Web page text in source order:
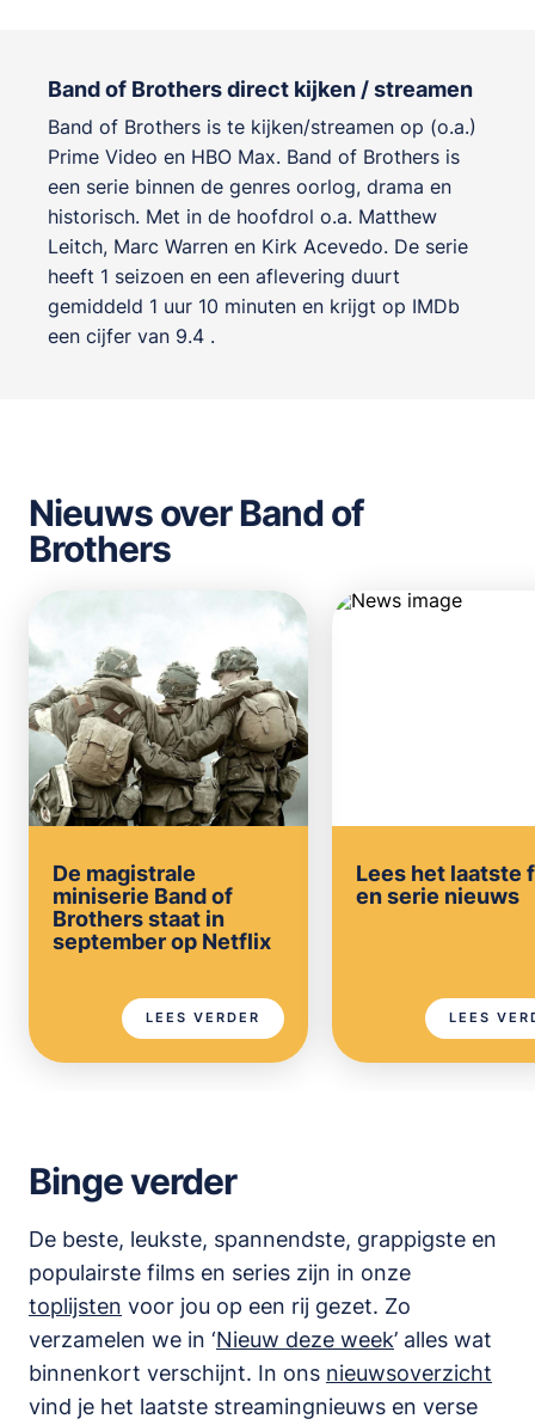
Band of Brothers direct kijken / streamen
Band of Brothers is te kijken/streamen op (o.a.)
Prime Video en HBO Max. Band of Brothers is
een serie binnen de genres oorlog, drama en
historisch. Met in de hoofdrol o.a. Matthew
Leitch, Marc Warren en Kirk Acevedo. De serie
heeft 1 seizoen en een aflevering duurt
gemiddeld 1 uur 10 minuten en krijgt op IMDb
een cijfer van 9.4 .
Nieuws over Band of
Brothers
De magistrale
miniserie Band of
Brothers staat in
september op Netflix
LEES VERDER
Lees het laatste
en serie nieuws
LEES
Binge verder
De beste, leukste, spannendste, grappigste en
populairste films en series zijn in onze
toplijsten voor jou op een rij gezet. Zo
verzamelen we in ‘Nieuw deze week’ alles wat
binnenkort verschijnt. In ons nieuwsoverzicht
vind je het laatste streamingnieuws en verse